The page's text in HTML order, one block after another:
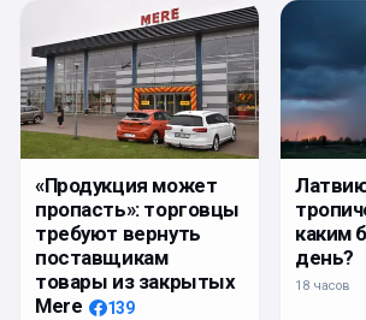
«Продукция может
пропасть»: торговцы
требуют вернуть
поставщикам
товары из закрытых
Mere
139
каким
день?
18 часов